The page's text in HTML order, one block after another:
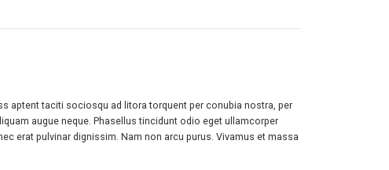
aptent taciti sociosqu ad litora torquent per conubia nostra, per
augue neque. Phasellus tincidunt odio eget ullamcorper
erat pulvinar dignissim. Nam non arcu purus. Vivamus et massa